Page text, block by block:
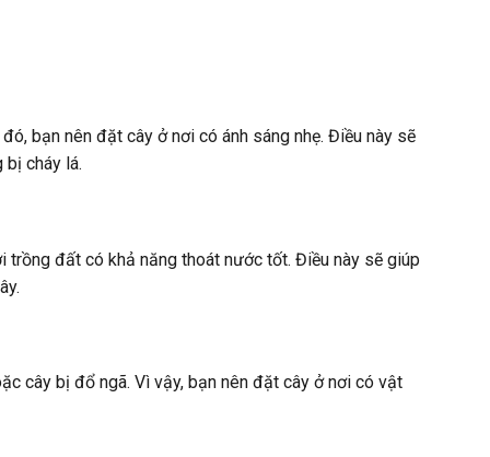
bạn nên đặt cây ở nơi có ánh sáng nhẹ. Điều này sẽ
bị cháy lá.
trồng đất có khả năng thoát nước tốt. Điều này sẽ giúp
cây bị đổ ngã. Vì vậy, bạn nên đặt cây ở nơi có vật